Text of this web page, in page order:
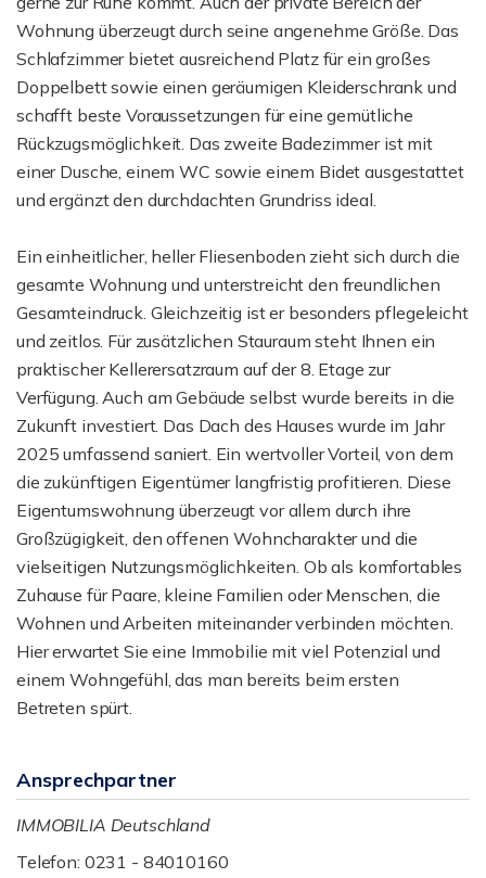
Wohnung überzeugt durch seine angenehme Größe. Das
Schlafzimmer bietet ausreichend Platz für ein großes
Doppelbett sowie einen geräumigen Kleiderschrank und
schafft beste Voraussetzungen für eine gemütliche
Rückzugsmöglichkeit. Das zweite Badezimmer ist mit
einer Dusche, einem WC sowie einem Bidet ausgestattet
und ergänzt den durchdachten Grundriss ideal.
Ein einheitlicher, heller Fliesenboden zieht sich durch die
gesamte Wohnung und unterstreicht den freundlichen
Gesamteindruck. Gleichzeitig ist er besonders pflegeleicht
und zeitlos. Für zusätzlichen Stauraum steht Ihnen ein
praktischer Kellerersatzraum auf der 8. Etage zur
Verfügung. Auch am Gebäude selbst wurde bereits in die
Zukunft investiert. Das Dach des Hauses wurde im Jahr
2025 umfassend saniert. Ein wertvoller Vorteil, von dem
die zukünftigen Eigentümer langfristig profitieren. Diese
Eigentumswohnung überzeugt vor allem durch ihre
Großzügigkeit, den offenen Wohncharakter und die
vielseitigen Nutzungsmöglichkeiten. Ob als komfortables
Zuhause für Paare, kleine Familien oder Menschen, die
Wohnen und Arbeiten miteinander verbinden möchten.
Hier erwartet Sie eine Immobilie mit viel Potenzial und
einem Wohngefühl, das man bereits beim ersten
Betreten spürt.
Ansprechpartner
IMMOBILIA Deutschland
Telefon: 0231 - 84010160